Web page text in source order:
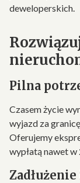
deweloperskich.
Pilna
Czasem życie
wyjazd za
Oferujemy
wypłatą nawet w